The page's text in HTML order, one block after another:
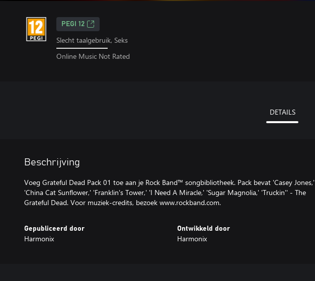
PEGI 12
Slecht taalgebruik, Seks
Online Music Not Rated
DETAILS
Beschrijving
Voeg Grateful Dead Pack 01 toe aan je Rock Band™ songbibliotheek. Pack bevat 'Casey Jones,'
'China Cat Sunflower,' 'Franklin's Tower,' 'I Need A Miracle,' 'Sugar Magnolia,' 'Truckin'' - The
Grateful Dead. Voor muziek-credits, bezoek www.rockband.com.
Gepubliceerd door
Harmonix
Ontwikkeld door
Harmonix